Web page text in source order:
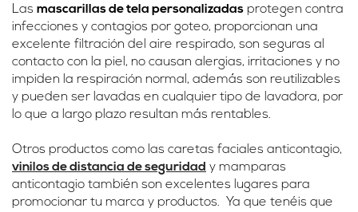
Las mascarillas de tela personalizadas protegen contra
infecciones y contagios por goteo, proporcionan una
excelente filtración del aire respirado, son seguras al
contacto con la piel, no causan alergias, irritaciones y no
impiden la respiración normal, además son reutilizables
y pueden ser lavadas en cualquier tipo de lavadora, por
lo que a largo plazo resultan más rentables.
Otros productos como las caretas faciales anticontagio,
vinilos de distancia de seguridad y mamparas
anticontagio también son excelentes lugares para
promocionar tu marca y productos. Ya que tenéis que